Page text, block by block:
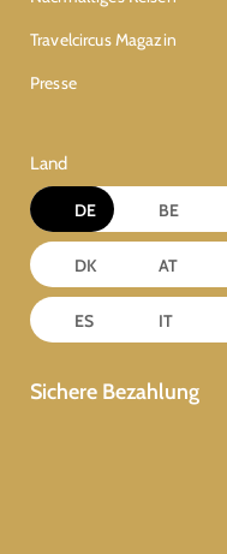
Travelcircus Magazin
Presse
Land
DE BE
DK AT
ES IT
Sichere Bezahlung